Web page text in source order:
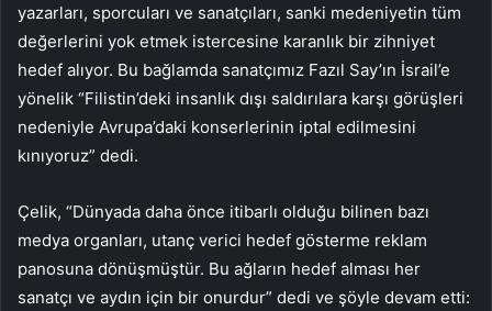
yazarları, sporcuları ve sanatçıları, sanki medeniyetin tüm
değerlerini yok etmek istercesine karanlık bir zihniyet
hedef alıyor. Bu bağlamda sanatçımız Fazıl Say’ın İsrail’e
yönelik “Filistin’deki insanlık dışı saldırılara karşı görüşleri
nedeniyle Avrupa’daki konserlerinin iptal edilmesini
kınıyoruz” dedi.
Çelik, “Dünyada daha önce itibarlı olduğu bilinen bazı
medya organları, utanç verici hedef gösterme reklam
panosuna dönüşmüştür. Bu ağların hedef alması her
sanatçı ve aydın için bir onurdur” dedi ve şöyle devam etti: